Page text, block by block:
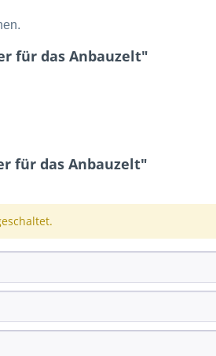
für das Anbauzelt"
für das Anbauzelt"